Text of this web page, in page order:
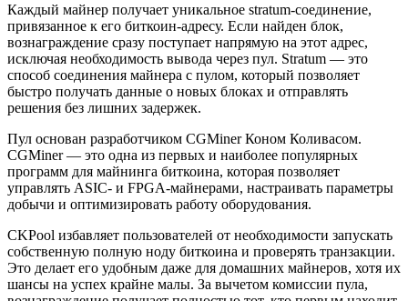
Каждый майнер получает уникальное stratum-соединение,
привязанное к его биткоин-адресу. Если найден блок,
вознаграждение сразу поступает напрямую на этот адрес,
исключая необходимость вывода через пул. Stratum — это
способ соединения майнера с пулом, который позволяет
быстро получать данные о новых блоках и отправлять
решения без лишних задержек.
Пул основан разработчиком CGMiner Коном Коливасом.
CGMiner — это одна из первых и наиболее популярных
программ для майнинга биткоина, которая позволяет
управлять ASIC- и FPGA-майнерами, настраивать параметры
добычи и оптимизировать работу оборудования.
CKPool избавляет пользователей от необходимости запускать
собственную полную ноду биткоина и проверять транзакции.
Это делает его удобным даже для домашних майнеров, хотя их
шансы на успех крайне малы. За вычетом комиссии пула,